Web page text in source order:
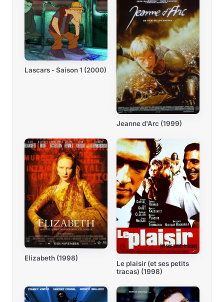
Lascars - Saison 1 (2000)
Jeanne d'Arc (1999)
Elizabeth (1998)
Le plaisir (et ses petits
tracas) (1998)